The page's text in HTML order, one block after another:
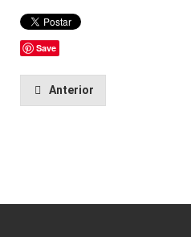
Save
Anterior